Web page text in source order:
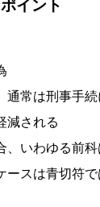
イント
通常は刑事手
減される
、いわゆる前
ースは青切符